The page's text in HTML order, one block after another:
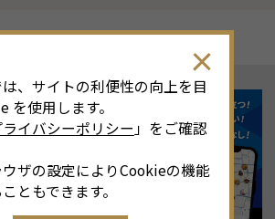
、サイトの利便性の向上を目
を使用します。
ライバシーポリシー 」をご確認
ザの設定によりCookieの機能
ともできます。